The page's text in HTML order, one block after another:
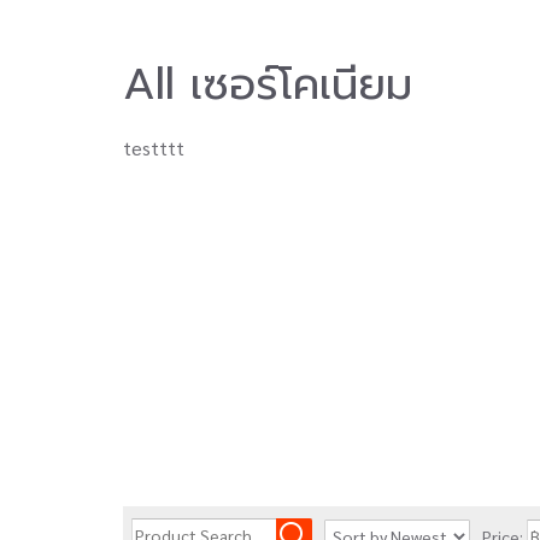
All เซอร์โคเนียม
testttt